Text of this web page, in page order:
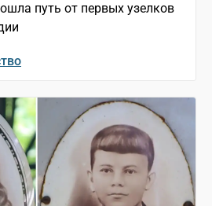
путь от первых узелков